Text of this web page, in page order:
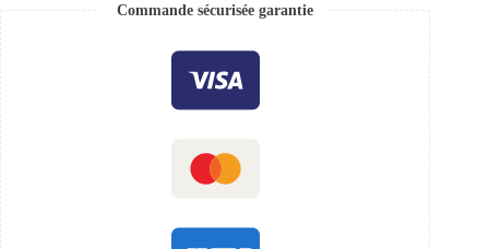
Commande sécurisée garantie